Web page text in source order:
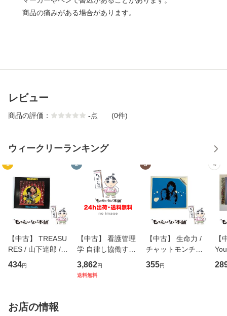
商品の痛みがある場合があります。
レビュー
商品の評価： -点 (0件)
ウィークリーランキング
1
【中古】 TREASU
RES / 山下達郎 /
イーストウエス
ト・ジャパン [CD]
434円
2
【中古】 看護管理
学 自律し協働する
専門職の看護マネ
ジメントスキル 改
3,862円
送料無料
3
【中古】 生命力 /
チャットモンチー /
キューンレコード
[CD]【メール便送
355円
4
【
のが
お店の情報